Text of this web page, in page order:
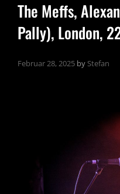
The Meffs,
Pally), London,
Februar 28, 2025 by Stefan